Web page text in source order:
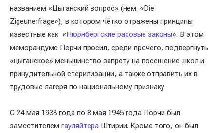
названием «Цыганский вопрос» (нем. «Die
Zigeunerfrage»), в котором чётко отражены принципы
известные как «Нюрнбергские расовые законы». В этом
меморандуме Порчи просил, среди прочего, подвергнуть
«цыганское» меньшинство запрету на посещение школ и
принудительной стерилизации, а также отправить их в
трудовые лагеря по национальному признаку.
С 24 мая 1938 года по 8 мая 1945 года Порчи был
заместителем гауляйтера Штирии. Кроме того, он был